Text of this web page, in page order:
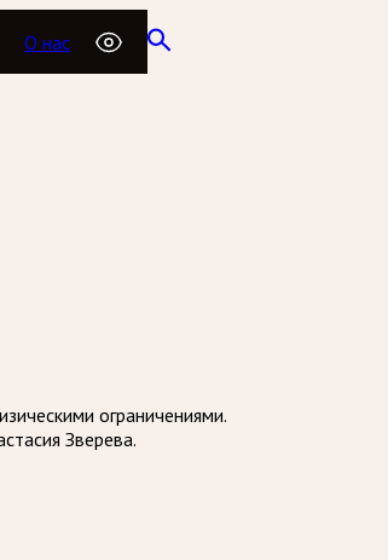
О нас
ограничениями.
Зверева.